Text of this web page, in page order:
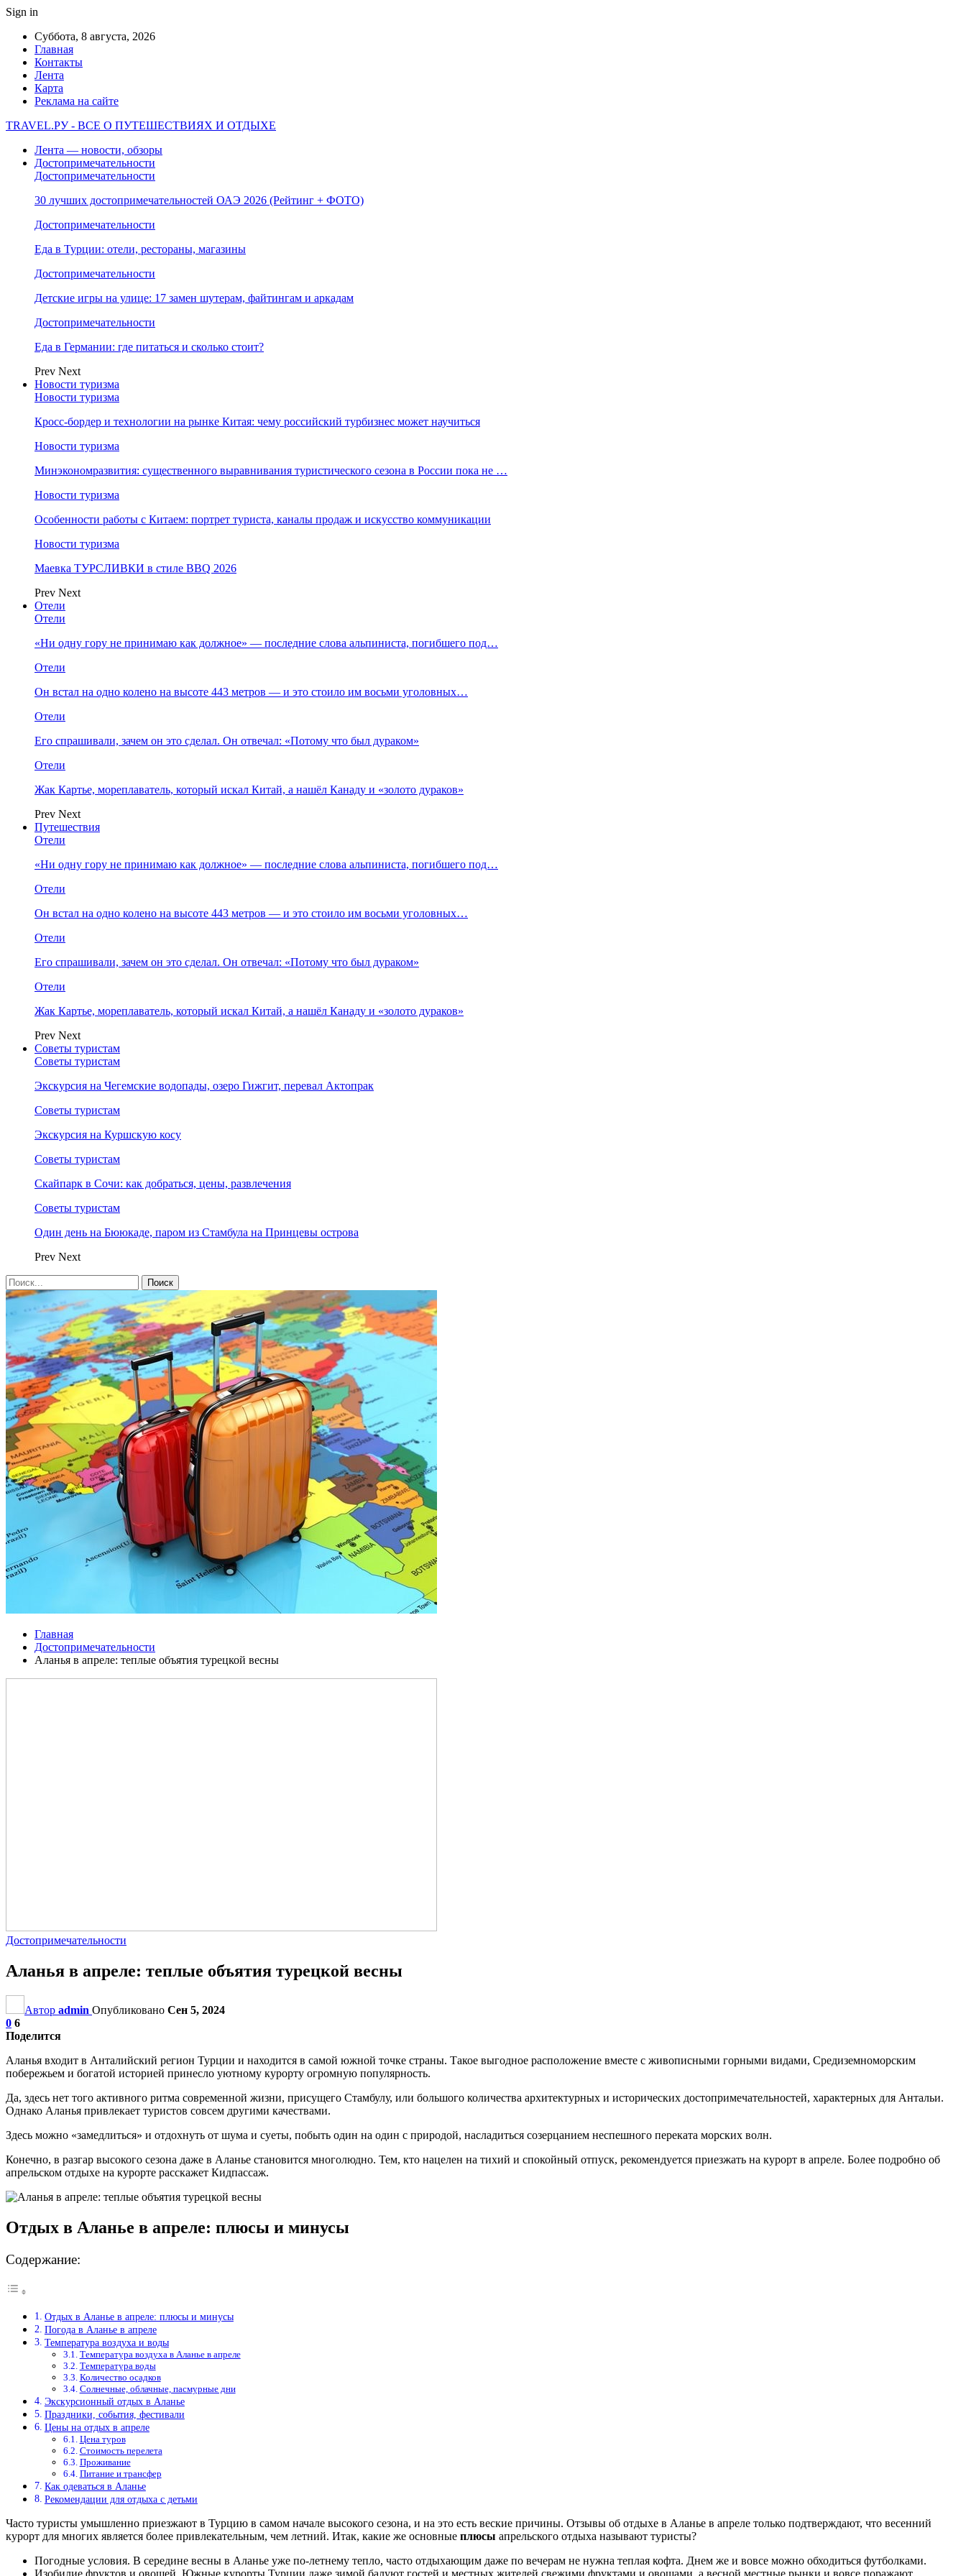
Sign in
Суббота, 8 августа, 2026
Главная
Контакты
Лента
Карта
Реклама на сайте
TRAVEL.РУ - ВСЕ О ПУТЕШЕСТВИЯХ И ОТДЫХЕ
Лента — новости, обзоры
Достопримечательности
Достопримечательности
30 лучших достопримечательностей ОАЭ 2026 (Рейтинг + ФОТО)
Достопримечательности
Еда в Турции: отели, рестораны, магазины
Достопримечательности
Детские игры на улице: 17 замен шутерам, файтингам и аркадам
Достопримечательности
Еда в Германии: где питаться и сколько стоит?
Prev Next
Новости туризма
Новости туризма
Кросс-бордер и технологии на рынке Китая: чему российский турбизнес может научиться
Новости туризма
Минэкономразвития: существенного выравнивания туристического сезона в России пока не …
Новости туризма
Особенности работы с Китаем: портрет туриста, каналы продаж и искусство коммуникации
Новости туризма
Маевка ТУРСЛИВКИ в стиле BBQ 2026
Prev Next
Отели
Отели
«Ни одну гору не принимаю как должное» — последние слова альпиниста, погибшего под…
Отели
Он встал на одно колено на высоте 443 метров — и это стоило им восьми уголовных…
Отели
Его спрашивали, зачем он это сделал. Он отвечал: «Потому что был дураком»
Отели
Жак Картье, мореплаватель, который искал Китай, а нашёл Канаду и «золото дураков»
Prev Next
Путешествия
Отели
«Ни одну гору не принимаю как должное» — последние слова альпиниста, погибшего под…
Отели
Он встал на одно колено на высоте 443 метров — и это стоило им восьми уголовных…
Отели
Его спрашивали, зачем он это сделал. Он отвечал: «Потому что был дураком»
Отели
Жак Картье, мореплаватель, который искал Китай, а нашёл Канаду и «золото дураков»
Prev Next
Советы туристам
Советы туристам
Экскурсия на Чегемские водопады, озеро Гижгит, перевал Актопрак
Советы туристам
Экскурсия на Куршскую косу
Советы туристам
Скайпарк в Сочи: как добраться, цены, развлечения
Советы туристам
Один день на Бююкаде, паром из Стамбула на Принцевы острова
Prev Next
Главная
Достопримечательности
Аланья в апреле: теплые объятия турецкой весны
Достопримечательности
Аланья в апреле: теплые объятия турецкой весны
Автор admin Опубликовано Сен 5, 2024
0 6
Поделится
Аланья входит в Анталийский регион Турции и находится в самой южной точке страны. Такое выгодное расположение вместе с живописными горными видами, Средиземноморским
побережьем и богатой историей принесло уютному курорту огромную популярность.
Да, здесь нет того активного ритма современной жизни, присущего Стамбулу, или большого количества архитектурных и исторических достопримечательностей, характерных для Антальи.
Однако Аланья привлекает туристов совсем другими качествами.
Здесь можно «замедлиться» и отдохнуть от шума и суеты, побыть один на один с природой, насладиться созерцанием неспешного переката морских волн.
Конечно, в разгар высокого сезона даже в Аланье становится многолюдно. Тем, кто нацелен на тихий и спокойный отпуск, рекомендуется приезжать на курорт в апреле. Более подробно об
апрельском отдыхе на курорте расскажет Кидпассаж.
Отдых в Аланье в апреле: плюсы и минусы
Содержание:
Отдых в Аланье в апреле: плюсы и минусы
Погода в Аланье в апреле
Температура воздуха и воды
Температура воздуха в Аланье в апреле
Температура воды
Количество осадков
Солнечные, облачные, пасмурные дни
Экскурсионный отдых в Аланье
Праздники, события, фестивали
Цены на отдых в апреле
Цена туров
Стоимость перелета
Проживание
Питание и трансфер
Как одеваться в Аланье
Рекомендации для отдыха с детьми
Часто туристы умышленно приезжают в Турцию в самом начале высокого сезона, и на это есть веские причины. Отзывы об отдыхе в Аланье в апреле только подтверждают, что весенний
курорт для многих является более привлекательным, чем летний. Итак, какие же основные плюсы апрельского отдыха называют туристы?
Погодные условия. В середине весны в Аланье уже по-летнему тепло, часто отдыхающим даже по вечерам не нужна теплая кофта. Днем же и вовсе можно обходиться футболками.
Изобилие фруктов и овощей. Южные курорты Турции даже зимой балуют гостей и местных жителей свежими фруктами и овощами, а весной местные рынки и вовсе поражают